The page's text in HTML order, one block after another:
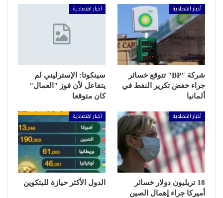
أخبار اقتصادية
شركة "BP" تتوقع خسائر
جراء خفض تكرير النفط في
ألمانيا
أخبار اقتصادية
سينكوتا: الإسترليني لم
يتفاعل لأن فوز "العمال"
كان متوقعا
أخبار اقتصادية
18 تريليون دولار خسائر
أميركا جراء إهمال الصين
أخبار اقتصادية
الدول الأكثر حيازة للبتكوين